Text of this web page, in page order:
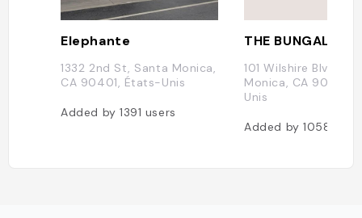
Elephante
1332 2nd St, Santa Monica,
CA 90401, États-Unis
Added by1391 users
THE BUNGALOW
101 Wilshire Blvd,
Monica, CA 90401,
Unis
Added by1058